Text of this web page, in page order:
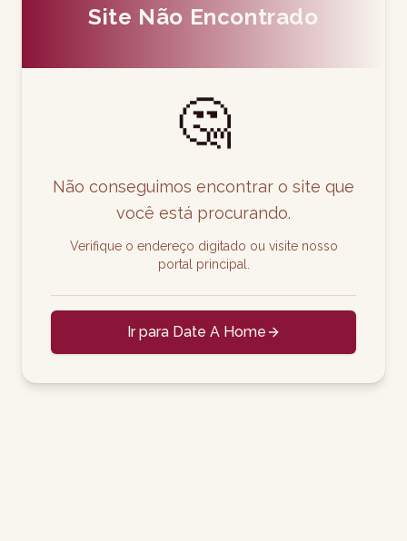
Site Não Encontrado
🤔
Não conseguimos encontrar o site que
você está procurando.
Verifique o endereço digitado ou visite nosso
portal principal.
Ir para Date A Home